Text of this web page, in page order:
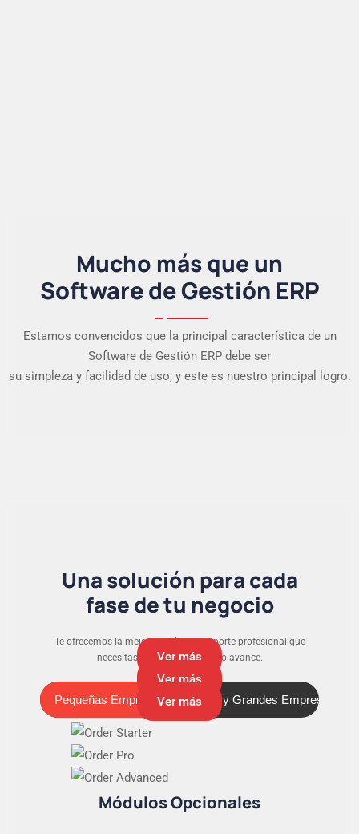
Mucho más que un
Software de Gestión ERP
Estamos convencidos que la principal característica de un
Software de Gestión ERP debe ser
su simpleza y facilidad de uso, y este es nuestro principal logro.
Una solución para cada
fase de tu negocio
Te ofrecemos la mejor versión y el soporte profesional que
necesitas para que tu negocio avance.
Pequeñas Empresas
Pequeñas Empresas Medianas y Grandes Empresas
Ver más
Ver más
Ver más
Módulos Opcionales